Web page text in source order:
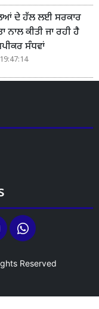
ਦੇ ਹੱਲ ਲਈ ਸਰਕਾਰ
ਨਾਲ ਕੀਤੀ ਜਾ ਰਹੀ ਹੈ
ਸੰਧਵਾਂ
Reserved